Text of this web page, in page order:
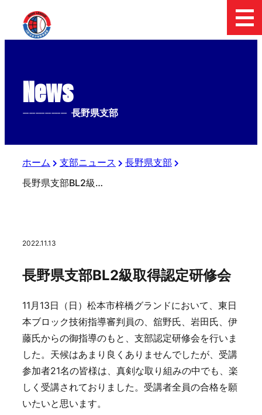
News
-------------- 長野県支部
ホーム 支部ニュース
長野県支部
長野県支部BL2級取得認定研修会
2022.11.13
長野県支部BL2級取得認定研修会
11月13日（日）松本市梓橋グランドにおいて、東日
本ブロック技術指導審判員の、舘野氏、岩田氏、伊
藤氏からの御指導のもと、支部認定研修会を行いま
した。天候はあまり良くありませんでしたが、受講
参加者21名の皆様は、真剣な取り組みの中でも、楽
しく受講されておりました。受講者全員の合格を願
いたいと思います。